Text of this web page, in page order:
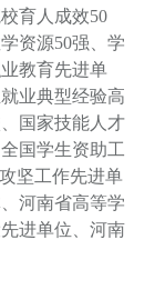
育人成效50
资源50强、学
教育先进单
业典型经验高
国家技能人才
全国学生资助工
坚工作先进单
河南省高等学
进单位、河南